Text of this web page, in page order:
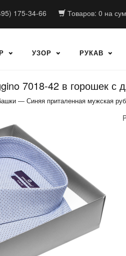
175-34-66 Товаров: 0 на
УЗОР РУКАВ
7018-42 в горошек с
— Синяя приталенная мужская